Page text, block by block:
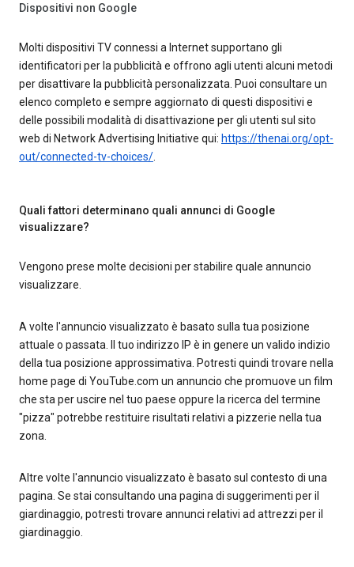
Dispositivi non Google
Molti dispositivi TV connessi a Internet supportano gli
identificatori per la pubblicità e offrono agli utenti alcuni metodi
per disattivare la pubblicità personalizzata. Puoi consultare un
elenco completo e sempre aggiornato di questi dispositivi e
delle possibili modalità di disattivazione per gli utenti sul sito
web di Network Advertising Initiative qui: https://thenai.org/opt-
out/connected-tv-choices/.
Quali fattori determinano quali annunci di Google
visualizzare?
Vengono prese molte decisioni per stabilire quale annuncio
visualizzare.
A volte l'annuncio visualizzato è basato sulla tua posizione
attuale o passata. Il tuo indirizzo IP è in genere un valido indizio
della tua posizione approssimativa. Potresti quindi trovare nella
home page di YouTube.com un annuncio che promuove un film
che sta per uscire nel tuo paese oppure la ricerca del termine
"pizza" potrebbe restituire risultati relativi a pizzerie nella tua
zona.
Altre volte l'annuncio visualizzato è basato sul contesto di una
pagina. Se stai consultando una pagina di suggerimenti per il
giardinaggio, potresti trovare annunci relativi ad attrezzi per il
giardinaggio.